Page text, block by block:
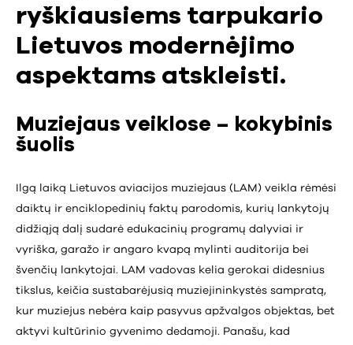
ryškiausiems tarpukario
Lietuvos modernėjimo
aspektams atskleisti.
Muziejaus veiklose – kokybinis
šuolis
Ilgą laiką Lietuvos aviacijos muziejaus (LAM) veikla rėmėsi
daiktų ir enciklopedinių faktų parodomis, kurių lankytojų
didžiąją dalį sudarė edukacinių programų dalyviai ir
vyriška, garažo ir angaro kvapą mylinti auditorija bei
švenčių lankytojai. LAM vadovas kelia gerokai didesnius
tikslus, keičia sustabarėjusią muziejininkystės sampratą,
kur muziejus nebėra kaip pasyvus apžvalgos objektas, bet
aktyvi kultūrinio gyvenimo dedamoji. Panašu, kad